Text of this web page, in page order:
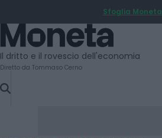
TO
CONTENT
Sfoglia Moneta
Moneta
Il dritto e il rovescio dell'economia
Diretto da Tommaso Cerno